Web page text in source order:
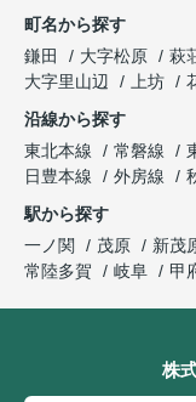
町名から探す
鎌田
大字松原 萩
大字里山辺
上坊
沿線から探す
東北本線
常磐線
日豊本線
外房線
駅から探す
一ノ関
茂原 新茂
常陸多賀
岐阜 甲
株